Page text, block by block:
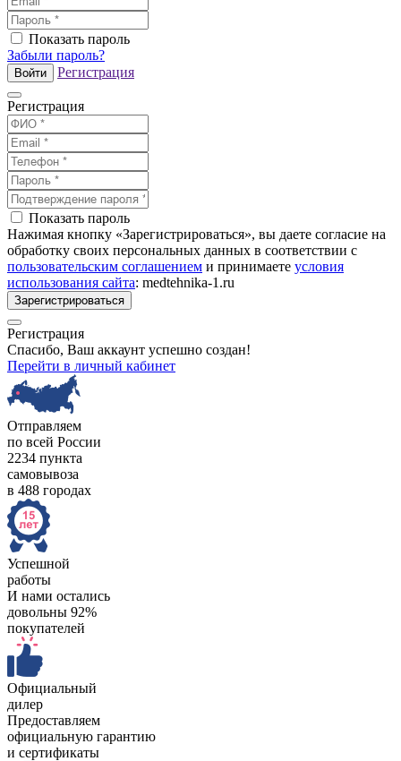
Показать пароль
Забыли пароль?
Войти Регистрация
Регистрация
Показать пароль
Нажимая кнопку «Зарегистрироваться», вы даете согласие на
обработку своих персональных данных в соответствии с
пользовательским соглашением и принимаете условия
использования сайта: medtehnika-1.ru
Зарегистрироваться
Регистрация
Спасибо, Ваш аккаунт успешно создан!
Перейти в личный кабинет
Отправляем
по всей России
2234 пункта
самовывоза
в 488 городах
Успешной
работы
И нами остались
довольны 92%
покупателей
Официальный
дилер
Предоставляем
официальную гарантию
и сертификаты